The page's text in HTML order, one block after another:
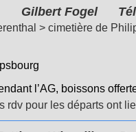
Gilbert FogelTél :
> cimetière de
l’AG, boissons
rdv pour les départs ont